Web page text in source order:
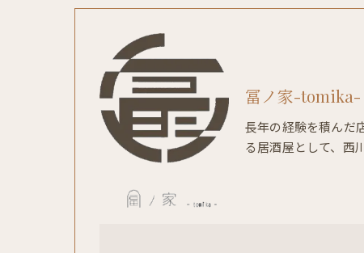
冨ノ家-tomika-
長年の経験を積んだ
る居酒屋として、西